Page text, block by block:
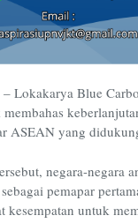
– Lokakarya Blue
ASEAN yang
negara-negara
pemapar
kesempatan untuk